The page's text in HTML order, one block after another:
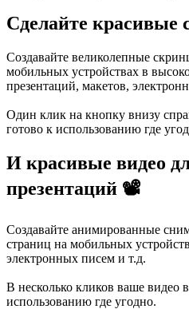
Сделайте красивые
Создавайте великолепные
мобильных устройствах в
презентаций, макетов,
Один клик на кнопку внизу
готово к использованию где
И красивые видео
презентаций 📽
Создавайте анимированные
страниц на мобильных
электронных писем и т.д.
В несколько кликов ваше видео
использованию где угодно.